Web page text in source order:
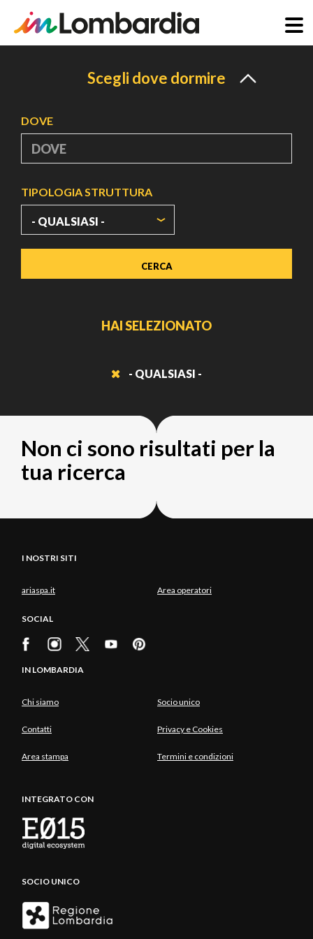
Scegli dove dormire
DOVE
TIPOLOGIA STRUTTURA
HAI SELEZIONATO
- QUALSIASI -
Non ci sono risultati per la
tua ricerca
I NOSTRI SITI
ariaspa.it Area operatori
SOCIAL
IN LOMBARDIA
Chi siamo Socio unico
Contatti Privacy e Cookies
Area stampa Termini e condizioni
INTEGRATO CON
SOCIO UNICO